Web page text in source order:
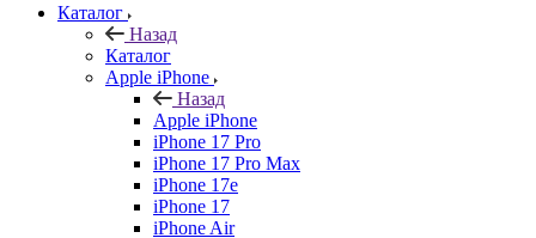
Каталог
Назад
Каталог
Apple iPhone
Назад
Apple iPhone
iPhone 17 Pro
iPhone 17 Pro Max
iPhone 17e
iPhone 17
iPhone Air